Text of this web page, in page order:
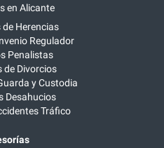
en Alicante
Herencias
Regulador
Penalistas
de Divorcios
y Custodia
Desahucios
Tráfico